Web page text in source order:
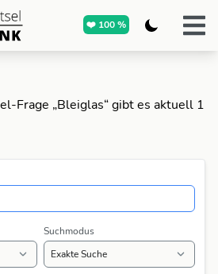
❤️ 100 %
Frage „Bleiglas“ gibt es aktuell 1
Suchmodus